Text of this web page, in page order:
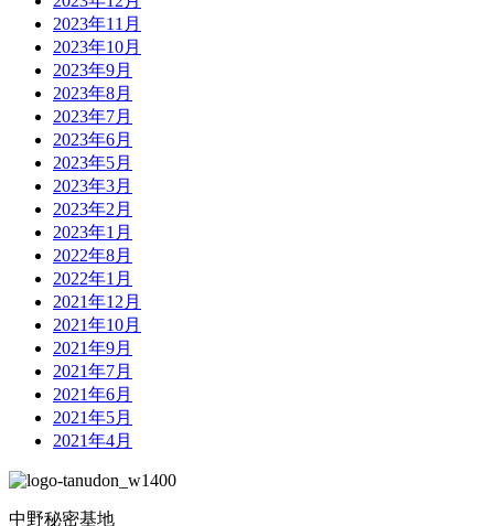
2023年11月
2023年10月
2023年9月
2023年8月
2023年7月
2023年6月
2023年5月
2023年3月
2023年2月
2023年1月
2022年8月
2022年1月
2021年12月
2021年10月
2021年9月
2021年7月
2021年6月
2021年5月
2021年4月
中野秘密基地